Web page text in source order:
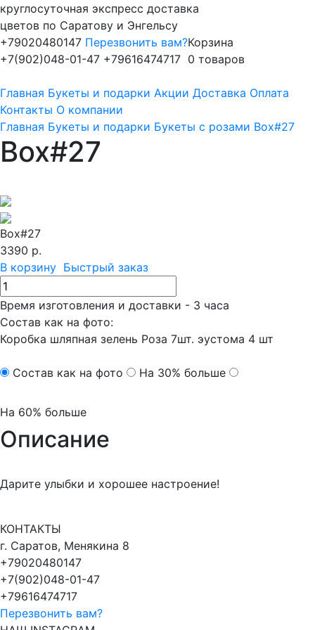
круглосуточная экспресс доставка
цветов по Саратову и Энгельсу
+79020480147 Перезвонить вам?
+7(902)048-01-47 +79616474717
Корзина
0 товаров
Главная Букеты и подарки Акции Доставка Оплата
Контакты О компании
Главная Букеты и подарки Букеты с розами Box#27
Box#27
Box#27
3390 р.
В корзину Быстрый заказ
Время изготовления и доставки - 3 часа
Состав как на фото:
Коробка шляпная зелень Роза 7шт. эустома 4 шт
Состав как на фото На 30% больше
На 60% больше
Описание
Дарите улыбки и хорошее настроение!
КОНТАКТЫ
г. Саратов, Менякина 8
+79020480147
+7(902)048-01-47
+79616474717
Перезвонить вам?